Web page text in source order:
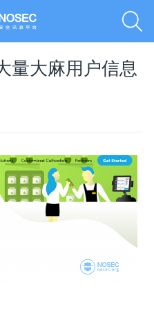
量大麻用户信息